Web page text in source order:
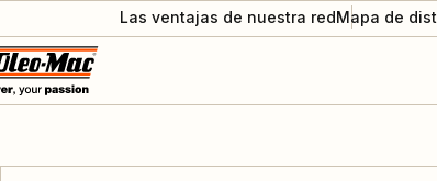
Las ventajas de nuestra redMapa de